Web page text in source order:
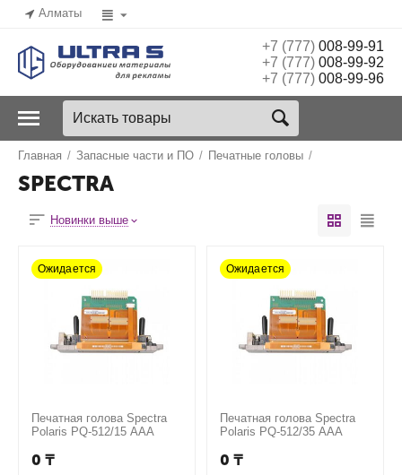
Алматы
+7 (777)008-99-91
+7 (777)008-99-92
+7 (777)008-99-96
Главная / Запасные части и ПО / Печатные головы /
SPECTRA
Новинки выше
Ожидается
Печатная голова Spectra
Polaris PQ-512/15 AAA
0 ₸
Ожидается
Печатная голова Spectra
Polaris PQ-512/35 AAA
0 ₸